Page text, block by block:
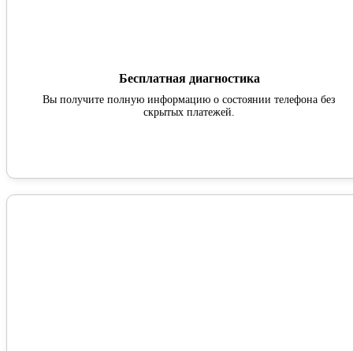
Бесплатная диагностика
Вы получите полную информацию о состоянии телефона без
скрытых платежей.